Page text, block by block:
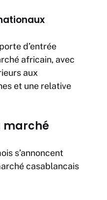
d’entrée
africain, avec
aux
et une relative
marché
s’annoncent
casablancais